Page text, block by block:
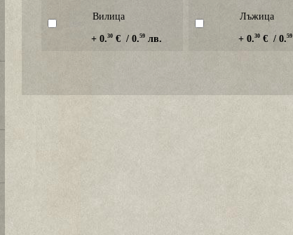
Вилица
+ 0.30 € / 0.59 лв.
Лъжица
+ 0.30 € / 0.59